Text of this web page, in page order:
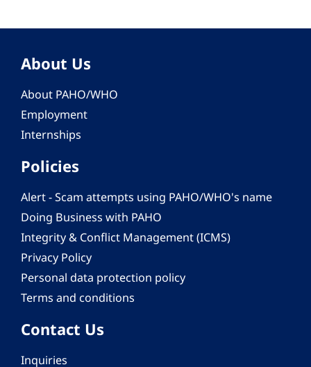
About Us
About PAHO/WHO
Employment
Internships
Policies
Alert - Scam attempts using PAHO/WHO's name
Doing Business with PAHO
Integrity & Conflict Management (ICMS)
Privacy Policy
Personal data protection policy
Terms and conditions
Contact Us
Inquiries